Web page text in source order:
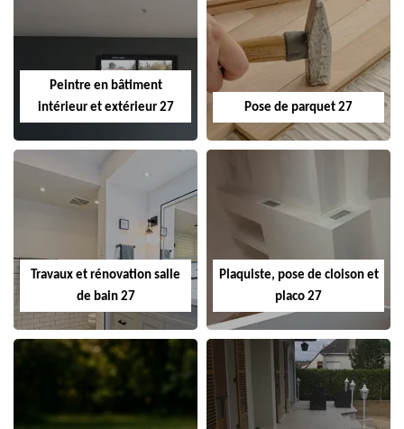
Peintre en bâtiment
intérieur et extérieur 27
Pose de parquet 27
Travaux et rénovation salle
de bain 27
Plaquiste, pose de cloison et
placo 27